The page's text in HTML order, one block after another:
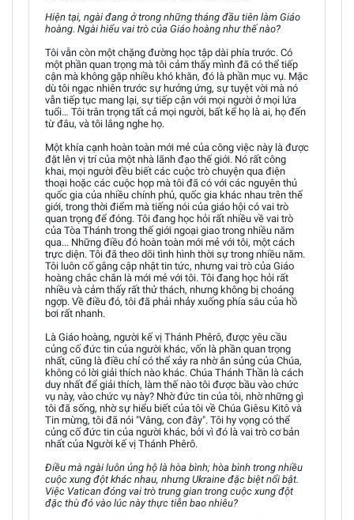
Hiện tại, ngài đang ở trong những tháng đầu tiên làm Giáo
hoàng. Ngài hiểu vai trò của Giáo hoàng như thế nào?
Tôi vẫn còn một chặng đường học tập dài phía trước. Có
một phần quan trọng mà tôi cảm thấy mình đã có thể tiếp
cận mà không gặp nhiều khó khăn, đó là phần mục vụ. Mặc
dù tôi ngạc nhiên trước sự hưởng ứng, sự tuyệt vời mà nó
vẫn tiếp tục mang lại, sự tiếp cận với mọi người ở mọi lứa
tuổi… Tôi trân trọng tất cả mọi người, bất kể họ là ai, họ đến
từ đâu, và tôi lắng nghe họ.
Một khía cạnh hoàn toàn mới mẻ của công việc này là được
đặt lên vị trí của một nhà lãnh đạo thế giới. Nó rất công
khai, mọi người đều biết các cuộc trò chuyện qua điện
thoại hoặc các cuộc họp mà tôi đã có với các nguyên thủ
quốc gia của nhiều chính phủ, quốc gia khác nhau trên thế
giới, trong thời điểm mà tiếng nói của giáo hội có vai trò
quan trọng để đóng. Tôi đang học hỏi rất nhiều về vai trò
của Tòa Thánh trong thế giới ngoại giao trong nhiều năm
qua... Những điều đó hoàn toàn mới mẻ với tôi, một cách
trực diện. Tôi đã theo dõi tình hình thời sự trong nhiều năm.
Tôi luôn cố gắng cập nhật tin tức, nhưng vai trò của Giáo
hoàng chắc chắn là mới mẻ với tôi. Tôi đang học hỏi rất
nhiều và cảm thấy rất thử thách, nhưng không bị choáng
ngợp. Về điều đó, tôi đã phải nhảy xuống phía sâu của hồ
bơi rất nhanh.
Là Giáo hoàng, người kế vị Thánh Phêrô, được yêu cầu
củng cố đức tin của người khác, vốn là phần quan trọng
nhất, cũng là điều chỉ có thể xảy ra nhờ ân sủng của Chúa,
không có lời giải thích nào khác. Chúa Thánh Thần là cách
duy nhất để giải thích, làm thế nào tôi được bầu vào chức
vụ này, vào chức vụ này? Nhờ đức tin của tôi, nhờ những gì
tôi đã sống, nhờ sự hiểu biết của tôi về Chúa Giêsu Kitô và
Tin mừng, tôi đã nói "Vâng, con đây". Tôi hy vọng có thể
củng cố đức tin của người khác, bởi vì đó là vai trò cơ bản
nhất của Người kế vị Thánh Phêrô.
Điều mà ngài luôn ủng hộ là hòa bình; hòa bình trong nhiều
cuộc xung đột khác nhau, nhưng Ukraine đặc biệt nổi bật.
Việc Vatican đóng vai trò trung gian trong cuộc xung đột
đặc thù đó vào lúc này thực tiễn bao nhiêu?